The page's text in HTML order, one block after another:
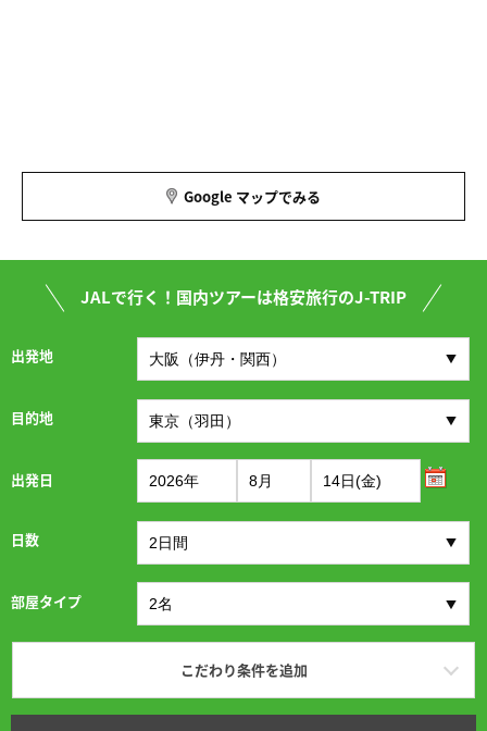
Google マップでみる
JALで行く！国内ツアーは格安旅行のJ-TRIP
出発地
目的地
出発日
日数
部屋タイプ
こだわり条件を追加